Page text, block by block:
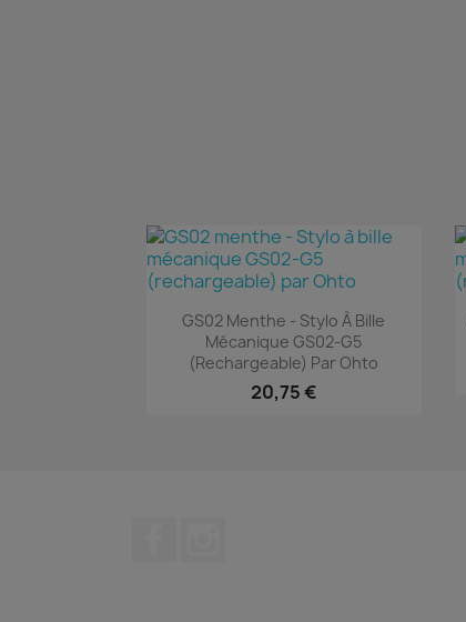
Aperçu rapide
GS02 Menthe - Stylo À Bille
Mécanique GS02-G5
(rechargeable) Par Ohto
20,75 €